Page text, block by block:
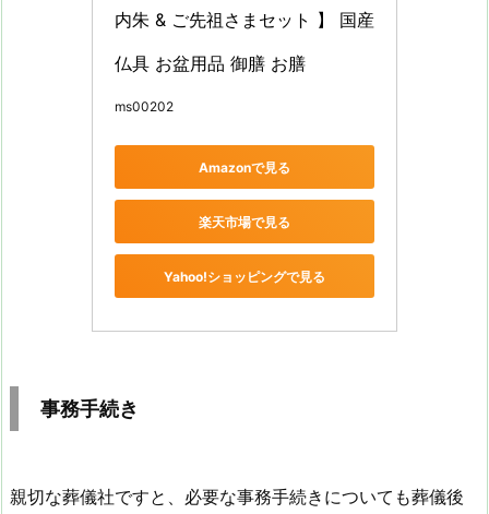
内朱 & ご先祖さまセット 】 国産
仏具 お盆用品 御膳 お膳
ms00202
Amazonで見る
楽天市場で見る
Yahoo!ショッピングで見る
事務手続き
親切な葬儀社ですと、必要な事務手続きについても葬儀後